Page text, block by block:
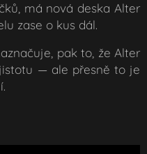
má nová deska Alter
zase o kus dál.
pak to, že Alter
— ale přesně to je